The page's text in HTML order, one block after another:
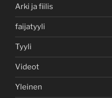
Arki ja fiilis
faijatyyli
Tyyli
Videot
Yleinen